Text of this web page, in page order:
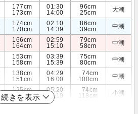
177cm
173cm
01:30
14:00
96cm
25cm
大潮
174cm
170cm
02:10
14:39
86cm
39cm
中潮
166cm
164cm
02:59
15:10
79cm
58cm
中潮
153cm
158cm
03:39
15:39
75cm
80cm
中潮
138cm
151cm
04:29
16:00
74cm
100cm
中潮
125cm
146cm
05:20
16:10
74cm
118cm
小潮
続きを表示